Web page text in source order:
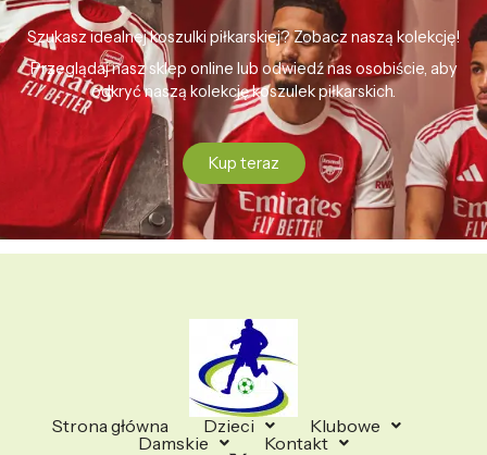
Szukasz idealnej koszulki piłkarskiej? Zobacz naszą kolekcję!
Przeglądaj nasz sklep online lub odwiedź nas osobiście, aby
odkryć naszą kolekcję koszulek piłkarskich.
Kup teraz
Strona główna Dzieci
Klubowe
Damskie
Kontakt